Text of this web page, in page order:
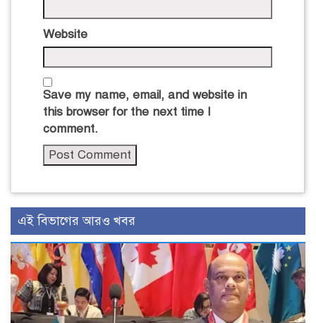
Website
Save my name, email, and website in
this browser for the next time I
comment.
এই বিভাগের আরও খবর